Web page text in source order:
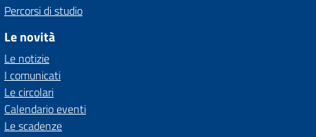
Percorsi di studio
Le novità
Le notizie
I comunicati
Le circolari
Calendario eventi
Le scadenze